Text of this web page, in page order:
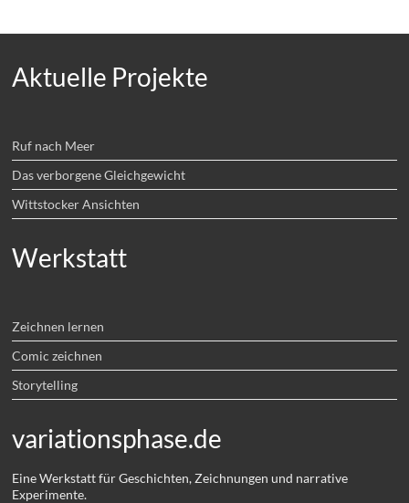
Aktuelle Projekte
Ruf nach Meer
Das verborgene Gleichgewicht
Wittstocker Ansichten
Werkstatt
Zeichnen lernen
Comic zeichnen
Storytelling
variationsphase.de
Eine Werkstatt für Geschichten, Zeichnungen und narrative
Experimente.